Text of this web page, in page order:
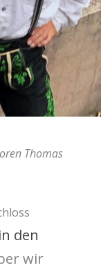
Thomas
den
wir